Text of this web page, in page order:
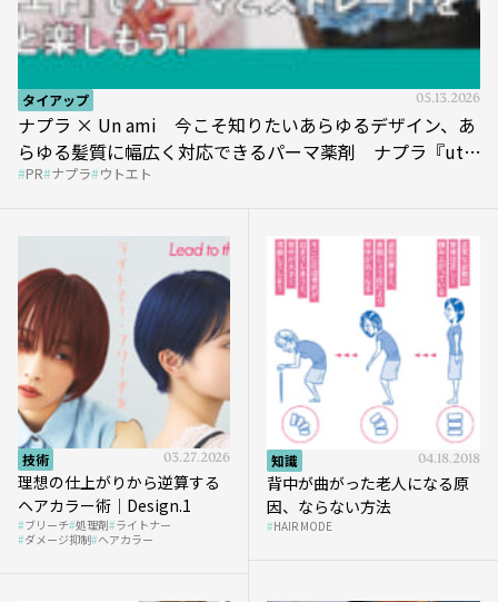
タイアップ 05.13.2026
ナプラ × Un ami 今こそ知りたいあらゆるデザイン、あ
らゆる髪質に幅広く対応できるパーマ薬剤 ナプラ『ut-
et』
PR ナプラ ウトエト
技術 03.27.2026
理想の仕上がりから逆算する
ヘアカラー術｜Design.1
ブリーチ 処理剤 ライトナー
ダメージ抑制 ヘアカラー
知識 04.18.2018
背中が曲がった老人になる原
因、ならない方法
HAIR MODE